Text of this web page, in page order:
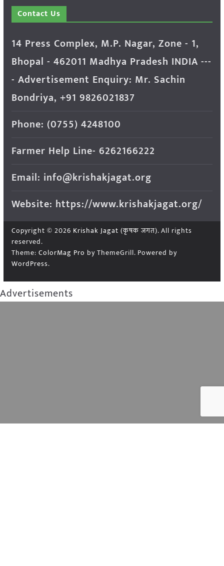
Contact Us
14 Press Complex, M.P. Nagar, Zone - 1,
Bhopal - 462011 Madhya Pradesh INDIA ---
- Advertisement Enquiry: Mr. Sachin
Bondriya, +91 9826021837
Phone: (0755) 4248100
Farmer Help Line- 6262166222
Email: info@krishakjagat.org
Website: https://www.krishakjagat.org/
Copyright © 2026 Krishak Jagat (कृषक जगत). All rights
reserved.
Theme: ColorMag Pro by ThemeGrill. Powered by
WordPress.
Advertisements